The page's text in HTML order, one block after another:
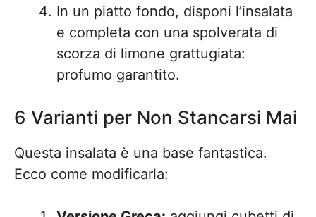
In un piatto fondo, disponi l’insalata
e completa con una spolverata di
scorza di limone grattugiata:
profumo garantito.
6 Varianti per Non Stancarsi Mai
Questa insalata è una base fantastica.
Ecco come modificarla: